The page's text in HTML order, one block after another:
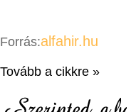
Forrás:alfahir.hu
Tovább a cikkre »